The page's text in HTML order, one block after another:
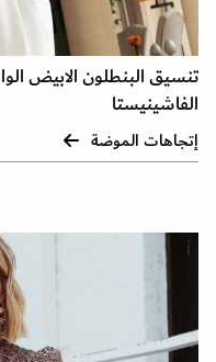
الفاشينيستا
إتجاهات الموضة